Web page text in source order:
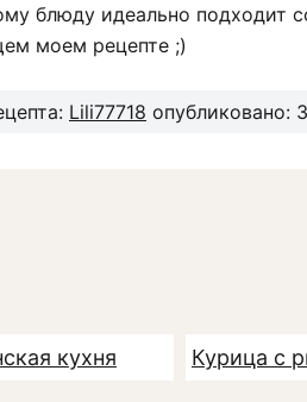
блюду идеально подходит
моем рецепте ;)
Lili77718 опубликовано:
кухня Курица с